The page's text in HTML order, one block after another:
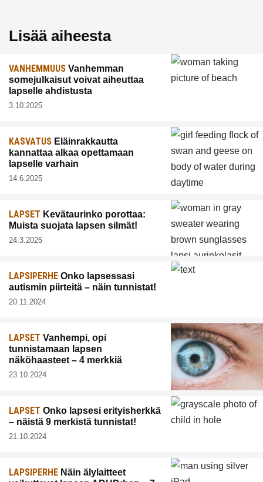
Lisää aiheesta
VANHEMMUUS Vanhemman
somejulkaisut voivat aiheuttaa
lapselle ahdistusta
3.10.2025
KASVATUS Eläinrakkautta
kannattaa alkaa opettamaan
lapselle varhain
14.6.2025
LAPSET Kevätaurinko porottaa:
Muista suojata lapsen silmät!
24.3.2025
LAPSIPERHE Onko lapsessasi
autismin piirteitä – näin tunnistat!
20.11.2024
LAPSET Vanhempi, opi
tunnistamaan lapsen
näköhaasteet – 4 merkkiä
23.10.2024
LAPSET Onko lapsesi erityisherkkä
– näistä 9 merkistä tunnistat!
21.10.2024
LAPSIPERHE Näin älylaitteet